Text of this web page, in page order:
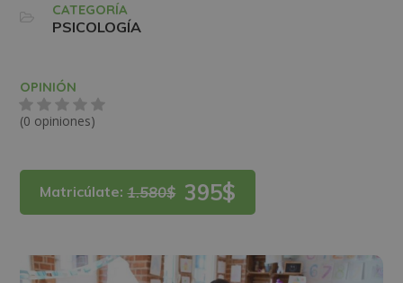
CATEGORÍA
PSICOLOGÍA
OPINIÓN
(0 opiniones)
Matricúlate:1.580$ 395$